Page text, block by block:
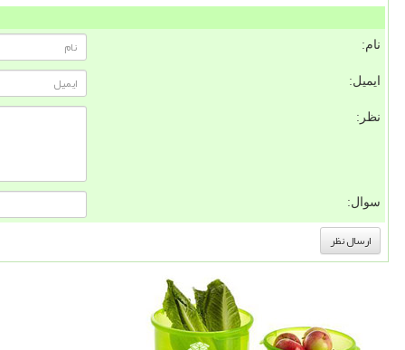
نام:
ایمیل:
نظر:
سوال: